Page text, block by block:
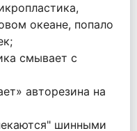
океане, попало
смывает с
авторезина на
шинными